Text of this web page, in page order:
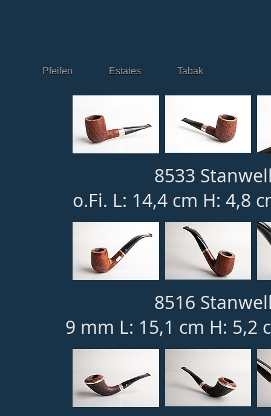
Pfeifen Estates Tabak
8533
o.Fi. L: 14,4 cm H: 4,8
8516
9 mm L: 15,1 cm H: 5,2